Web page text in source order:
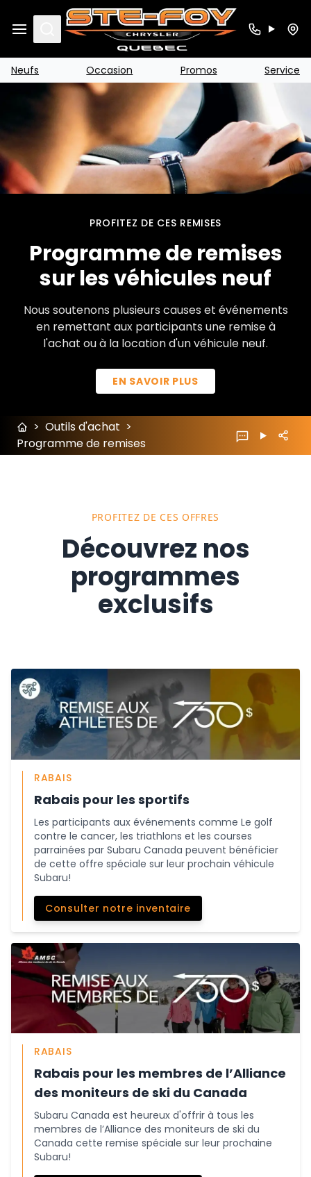
Search
Neufs Occasion Promos Service
PROFITEZ DE CES REMISES
Programme de remises
sur les véhicules neuf
Nous soutenons plusieurs causes et événements
en remettant aux participants une remise à
l'achat ou à la location d'un véhicule neuf.
EN SAVOIR PLUS
> Outils d'achat >
Programme de remises
PROFITEZ DE CES OFFRES
Découvrez nos
programmes
exclusifs
RABAIS
Rabais pour les sportifs
Les participants aux événements comme Le golf
contre le cancer, les triathlons et les courses
parrainées par Subaru Canada peuvent bénéficier
de cette offre spéciale sur leur prochain véhicule
Subaru!
Consulter notre inventaire
RABAIS
Rabais pour les membres de l’Alliance
des moniteurs de ski du Canada
Subaru Canada est heureux d'offrir à tous les
membres de l’Alliance des moniteurs de ski du
Canada cette remise spéciale sur leur prochaine
Subaru!